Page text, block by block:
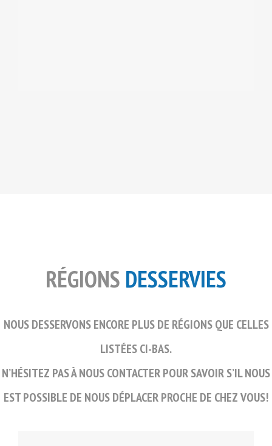
RÉGIONS DESSERVIES
NOUS DESSERVONS ENCORE PLUS DE RÉGIONS QUE CELLES
LISTÉES CI-BAS.
N’HÉSITEZ PAS À NOUS CONTACTER POUR SAVOIR S’IL NOUS
EST POSSIBLE DE NOUS DÉPLACER PROCHE DE CHEZ VOUS!